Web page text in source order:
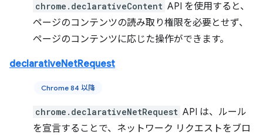
chrome.declarativeContent API を使用すると、
ページのコンテンツの読み取り権限を必要とせず、
ページのコンテンツに応じた操作ができます。
declarativeNetRequest
Chrome 84 以降
chrome.declarativeNetRequest API は、ルール
を宣言することで、ネットワーク リクエストをブロ